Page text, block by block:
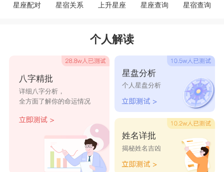
体贴浪漫温暖的情怀还是深深地吸引着白羊座。只
护自己权利的白羊座十分无语。弱势的双鱼座对于
白羊座那冲动而富有攻击性的性子也会有点应付不
来。这对处在
头和尾的星座要在一起，还需
要有所改进才行。
星座乐原创文章，转载需注明出处
星座配对 星宿关系 上升星座 星座查询 星宿查询
个人解读
八字精批
详细八字分析，
全方面了解你的命运情况
星盘分析
个人星盘分析
姓名详批
揭秘姓名吉凶